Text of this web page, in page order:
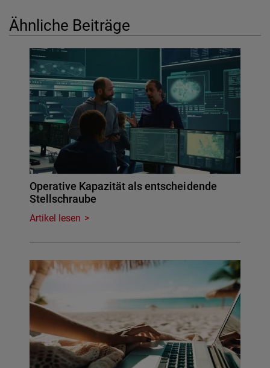
Ähnliche Beiträge
Operative Kapazität als entscheidende
Stellschraube
Artikel lesen